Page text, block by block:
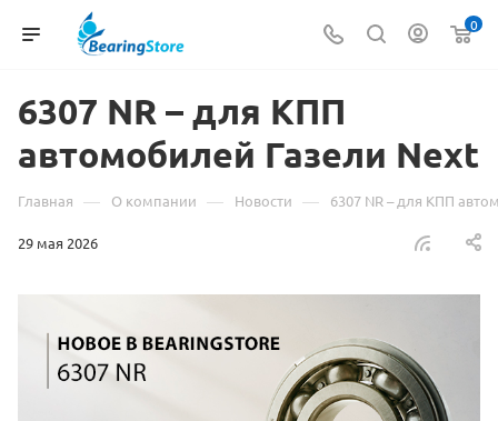
0
6307 NR – для КПП
автомобилей Газели Next
Главная — О компании — Новости — 6307 NR – для КПП
29 мая 2026